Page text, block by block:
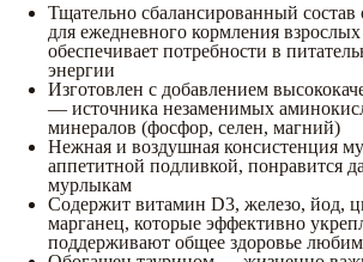
Тщательно сбалансированный состав
для ежедневного кормления
обеспечивает потребности в
энергии
Изготовлен с добавлением
— источника незаменимых
минералов (фосфор, селен, магний)
Нежная и воздушная консистенция
аппетитной подливкой, понравится
мурлыкам
Содержит витамин D3, железо, йод,
марганец, которые эффективно
поддерживают общее здоровье